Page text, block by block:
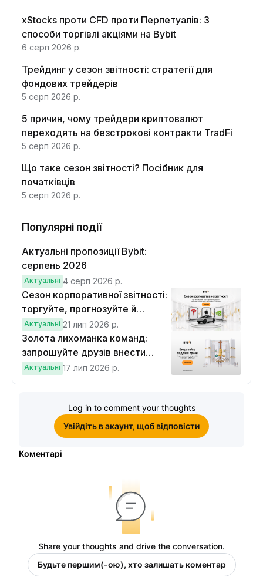
xStocks проти CFD проти Перпетуалів: 3
способи торгівлі акціями на Bybit
6 серп 2026 р.
Трейдинг у сезон звітності: стратегії для
фондових трейдерів
5 серп 2026 р.
5 причин, чому трейдери криптовалют
переходять на безстрокові контракти TradFi
5 серп 2026 р.
Що таке сезон звітності? Посібник для
початківців
5 серп 2026 р.
Популярні події
Актуальні пропозиції Bybit:
серпень 2026
Актуальні 4 серп 2026 р.
Сезон корпоративної звітності:
торгуйте, прогнозуйте й
вигравайте Cybertruck
Актуальні 21 лип 2026 р.
Золота лихоманка команд:
запрошуйте друзів внести
депозит на $100 і торгувати на
Актуальні 17 лип 2026 р.
Log in to comment your thoughts
Увійдіть в акаунт, щоб відповісти
Коментарі
Share your thoughts and drive the conversation.
Будьте першим(-ою), хто залишать коментар